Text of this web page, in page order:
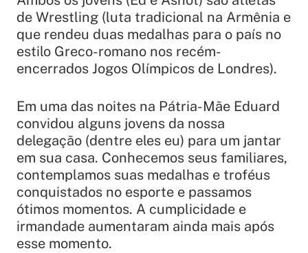
de Wrestling (luta tradicional na Armênia e
que rendeu duas medalhas para o país no
estilo Greco-romano nos recém-
encerrados Jogos Olímpicos de Londres).
Em uma das noites na Pátria-Mãe Eduard
convidou alguns jovens da nossa
delegação (dentre eles eu) para um jantar
em sua casa. Conhecemos seus familiares,
contemplamos suas medalhas e troféus
conquistados no esporte e passamos
ótimos momentos. A cumplicidade e
irmandade aumentaram ainda mais após
esse momento.